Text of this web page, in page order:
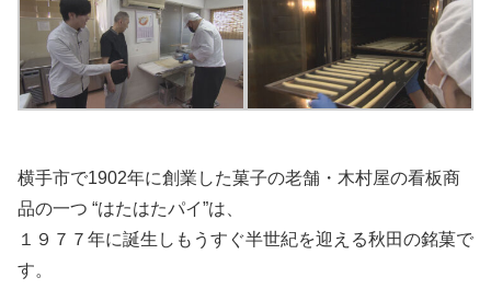
横手市で1902年に創業した菓子の老舗・木村屋の看板商
品の一つ “はたはたパイ”は、
１９７７年に誕生しもうすぐ半世紀を迎える秋田の銘菓で
す。